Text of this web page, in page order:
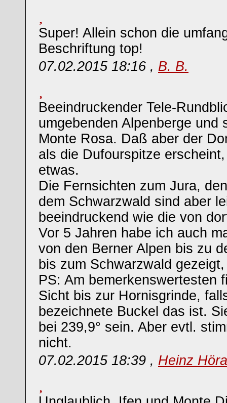
Super! Allein schon die
Beschriftung top!
07.02.2015 18:16 , B. B.
Beeindruckender Tele-
umgebenden Alpenberge und
Monte Rosa. Daß aber der
als die Dufourspitze
etwas.
Die Fernsichten zum Jura,
dem Schwarzwald sind aber
beeindruckend wie die von
Vor 5 Jahren habe ich auch
von den Berner Alpen bis zu
bis zum Schwarzwald
PS: Am bemerkenswertesten
Sicht bis zur Hornisgrinde,
bezeichnete Buckel das ist.
bei 239,9° sein. Aber evtl.
nicht.
07.02.2015 18:39 , Heinz Höra